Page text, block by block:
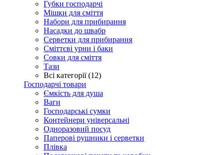
Губки господарчі
Мішки для сміття
Набори для прибирання
Насадки до швабр
Серветки для прибирання
Сміттєві урни і баки
Совки для сміття
Тази
Всі категорії (12)
Господарчі товари
Ємкість для душа
Ваги
Господарські сумки
Контейнери універсальні
Одноразовий посуд
Паперові рушники і серветки
Плівка